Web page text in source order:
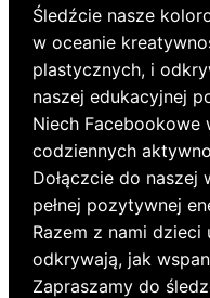
Śledźcie nasze
w oceanie
plastycznych, i
naszej edukacyjnej
Niech Facebookowe
codziennych
Dołączcie do naszej
pełnej pozytywnej
Razem z nami dzieci
odkrywają, jak
Zapraszamy do